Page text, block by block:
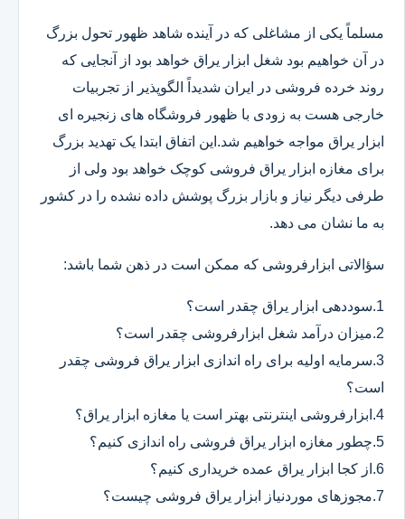
مسلماً یکی از مشاغلی که در آینده شاهد ظهور تحول بزرگ
در آن خواهیم بود شغل ابزار یراق خواهد بود از آنجایی که
روند خرده فروشی در ایران شدیداً الگوپذیر از تجربیات
خارجی هست به زودی با ظهور فروشگاه های زنجیره ای
ابزار یراق مواجه خواهیم شد.این اتفاق ابتدا یک تهدید بزرگ
برای مغازه ابزار یراق فروشی کوچک خواهد بود ولی از
طرفی دیگر نیاز و بازار بزرگ پوشش داده نشده را در کشور
به ما نشان می دهد.
سؤالاتی ابزارفروشی که ممکن است در ذهن شما باشد:
1.سوددهی ابزار یراق چقدر است؟
2.میزان درآمد شغل ابزارفروشی چقدر است؟
3.سرمایه اولیه برای راه اندازی ابزار یراق فروشی چقدر
است؟
4.ابزارفروشی اینترنتی بهتر است یا مغازه ابزار یراق؟
5.چطور مغازه ابزار یراق فروشی راه اندازی کنیم؟
6.از کجا ابزار یراق عمده خریداری کنیم؟
7.مجوزهای موردنیاز ابزار یراق فروشی چیست؟